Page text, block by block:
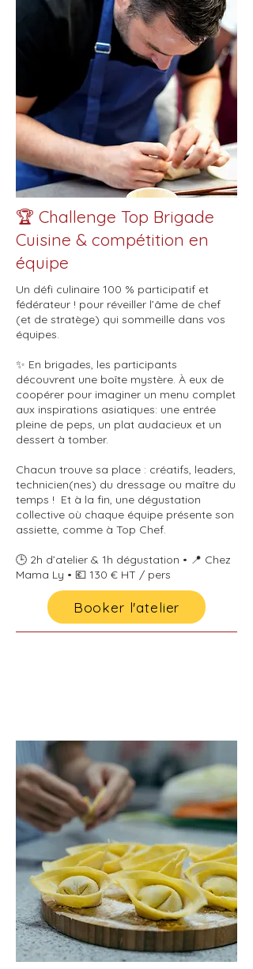
🏆 Challenge Top Brigade
Cuisine & compétition en
équipe
Un défi culinaire 100 % participatif et
fédérateur ! pour réveiller l’âme de chef
(et de stratège) qui sommeille dans vos
équipes.
✨ En brigades, les participants
découvrent une boîte mystère. À eux de
coopérer pour imaginer un menu complet
aux inspirations asiatiques: une entrée
pleine de peps, un plat audacieux et un
dessert à tomber.
Chacun trouve sa place : créatifs, leaders,
technicien(nes) du dressage ou maître du
temps ! Et à la fin, une dégustation
collective où chaque équipe présente son
assiette, comme à Top Chef.
🕒 2h d’atelier & 1h dégustation • 📍 Chez
Mama Ly • 💶 130 € HT / pers
Booker l'atelier